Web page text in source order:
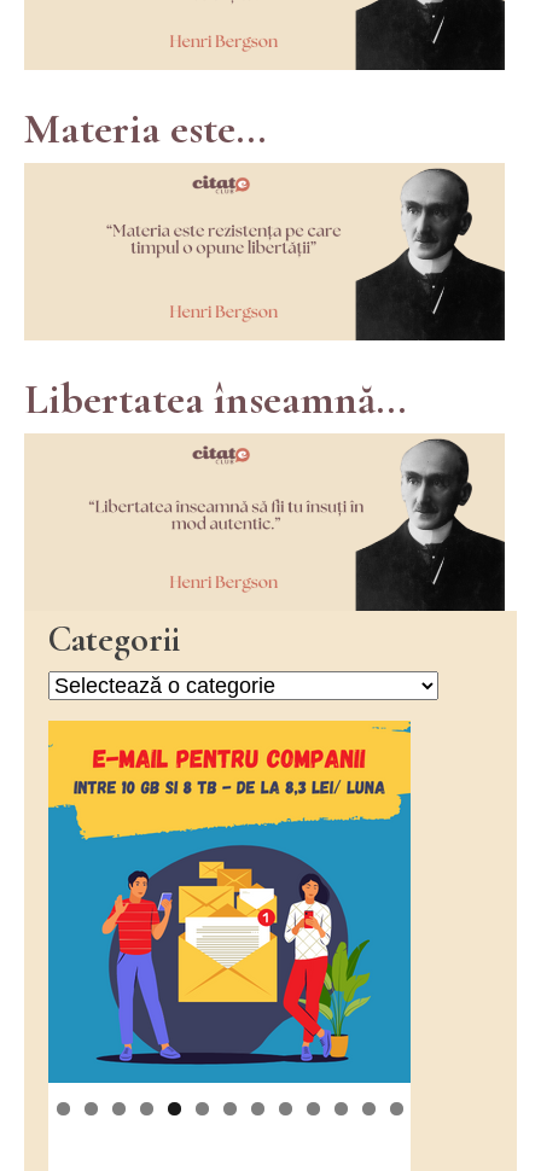
Materia este...
Libertatea înseamnă...
Categorii
Categorii